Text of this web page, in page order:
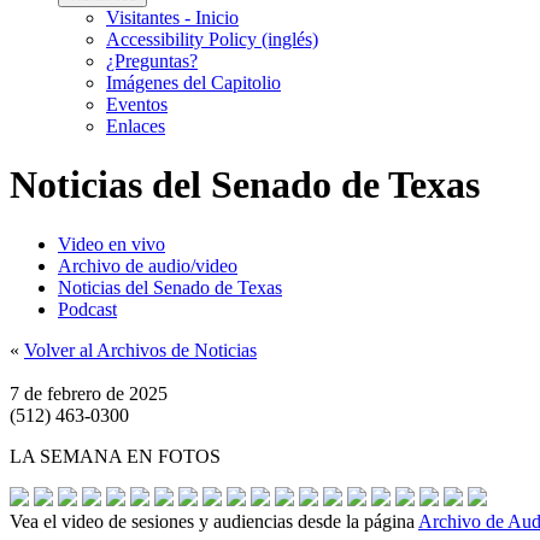
Visitantes - Inicio
Accessibility Policy (inglés)
¿Preguntas?
Imágenes del Capitolio
Eventos
Enlaces
Noticias del Senado de Texas
Video en vivo
Archivo de audio/video
Noticias del Senado de Texas
Podcast
« Volver al Archivos de Noticias
7 de febrero de 2025
(512) 463-0300
LA SEMANA EN FOTOS
Vea el video de sesiones y audiencias desde la página Archivo de